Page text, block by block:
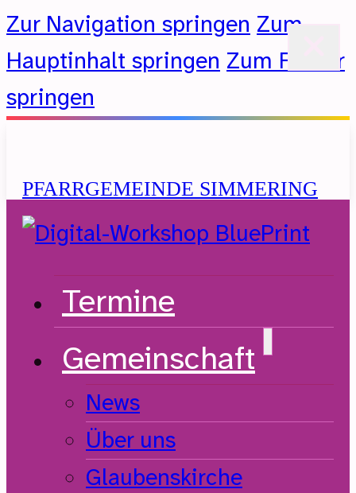
Zur Navigation springen Zum
Hauptinhalt springen Zum Footer
springen
PFARRGEMEINDE SIMMERING
Termine
Gemeinschaft
News
Über uns
Glaubenskirche